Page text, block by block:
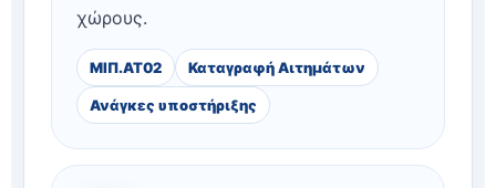
χώρους.
ΜΙΠ.ΑΤ02 Καταγραφή Αιτημάτων
Ανάγκες υποστήριξης